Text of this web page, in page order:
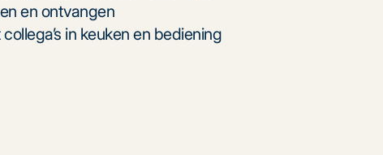
en ontvangen
in keuken en bediening